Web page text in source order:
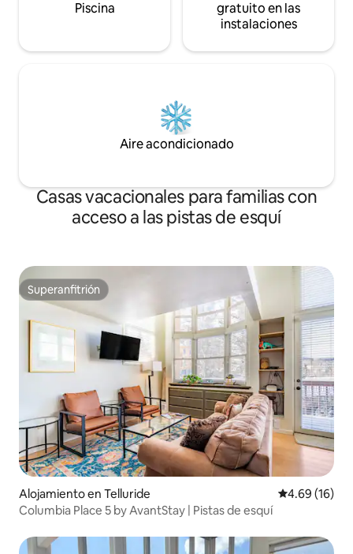
Piscina
gratuito en las
instalaciones
Aire acondicionado
Casas vacacionales para familias con
acceso a las pistas de esquí
Superanfitrión
Superanfitrión
Alojamiento en Telluride Calificación
4.69 (16)
Columbia Place 5 by AvantStay | Pistas de esquí